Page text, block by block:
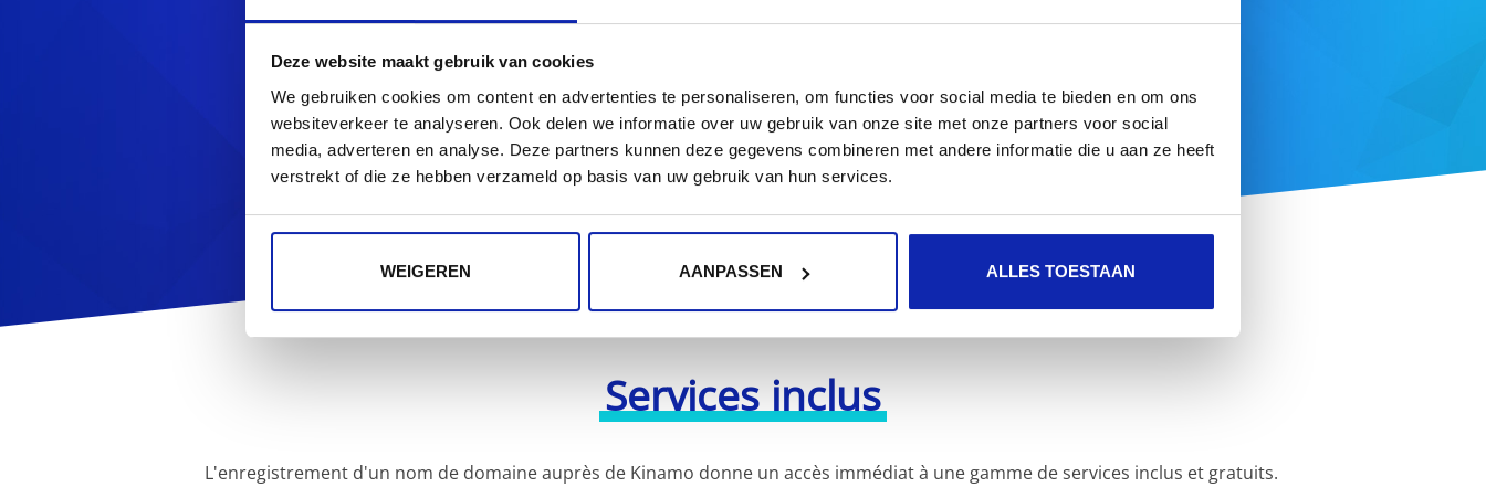
Deze website maakt gebruik van cookies
We gebruiken cookies om content en advertenties te personaliseren, om functies voor social media te bieden en om ons
websiteverkeer te analyseren. Ook delen we informatie over uw gebruik van onze site met onze partners voor social
media, adverteren en analyse. Deze partners kunnen deze gegevens combineren met andere informatie die u aan ze heeft
verstrekt of die ze hebben verzameld op basis van uw gebruik van hun services.
WEIGEREN AANPASSEN ALLES TOESTAAN
.cf DOMAINE DE RECHERCHE
Vous cherchez d'autres extensions de noms de domaine ? Découvrez notre offre complète ici
Services inclus
L'enregistrement d'un nom de domaine auprès de Kinamo donne un accès immédiat à une gamme de services inclus et gratuits.